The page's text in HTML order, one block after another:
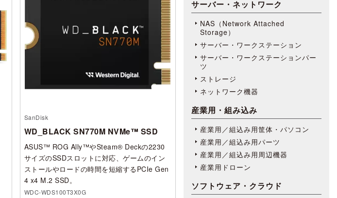
SanDisk
WD_BLACK SN770M NVMe™ SSD
ASUS™ ROG Ally™やSteam® Deckの2230
サイズのSSDスロットに対応、ゲームのイン
ストールやロードの時間を短縮するPCIe Gen
4 x4 M.2 SSD。
WDC-WDS100T3X0G
サーバー・ネットワーク
NAS（Network Attached
Storage）
サーバー・ワークステーション
サーバー・ワークステーションパー
ツ
ストレージ
ネットワーク機器
産業用・組み込み
産業用／組込み用筐体・パソコン
産業用／組込み用パーツ
産業用／組込み用周辺機器
産業用ドローン
ソフトウェア・クラウド